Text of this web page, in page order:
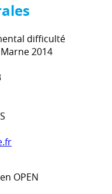
difficulté
2014
OPEN